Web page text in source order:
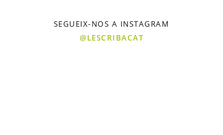
SEGUEIX-NOS A INSTAGRAM
@LESCRIBACAT